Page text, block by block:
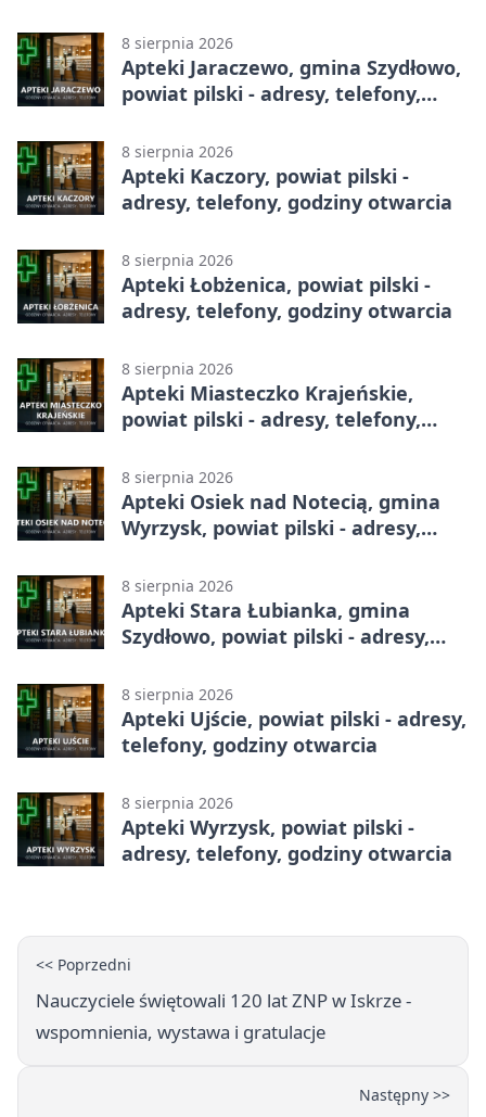
8 sierpnia 2026
Apteki Jaraczewo, gmina Szydłowo,
powiat pilski - adresy, telefony,
8 sierpnia 2026
Apteki Kaczory, powiat pilski -
adresy, telefony, godziny otwarcia
8 sierpnia 2026
Apteki Łobżenica, powiat pilski -
adresy, telefony, godziny otwarcia
8 sierpnia 2026
Apteki Miasteczko Krajeńskie,
powiat pilski - adresy, telefony,
8 sierpnia 2026
Apteki Osiek nad Notecią, gmina
Wyrzysk, powiat pilski - adresy,
8 sierpnia 2026
Apteki Stara Łubianka, gmina
Szydłowo, powiat pilski - adresy,
8 sierpnia 2026
Apteki Ujście, powiat pilski - adresy,
telefony, godziny otwarcia
8 sierpnia 2026
Apteki Wyrzysk, powiat pilski -
adresy, telefony, godziny otwarcia
<< Poprzedni
Nauczyciele świętowali 120 lat ZNP w Iskrze -
wspomnienia, wystawa i gratulacje
Następny >>